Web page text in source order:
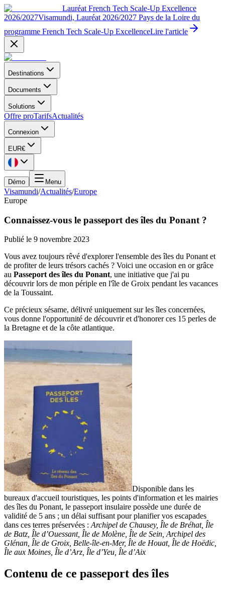
Lauréat French Tech Scale-Up Excellence
2026/2027Visamundi, Lauréat 2026/2027 Pays de la Loire du
programme French Tech Scale-Up ExcellenceLire l'article
Destinations
Documents
Solutions
Offre proTarifsActualités
Connexion
EUR€
Démo Menu
Visamundi/Actualités/Europe
Europe
Connaissez-vous le passeport des îles du Ponant ?
Publié le 9 novembre 2023
Vous avez toujours rêvé d'explorer l'ensemble des îles du Ponant et
de profiter de leurs trésors cachés ? Voici une occasion en or grâce
au Passeport des îles du Ponant, une initiative que j'ai pu
découvrir lors de mon périple en l'île de Groix pendant les vacances
de la Toussaint.
Ce précieux sésame, délivré uniquement sur les îles concernées,
vous donne l'opportunité de découvrir et d'honorer ces 15 perles de
la Bretagne et de la côte atlantique.
Disponible dans les
bureaux d'accueil touristiques, les points d'information et les mairies
des îles du Ponant, le passeport insulaire possède une durée de
validité de 5 ans ; un délai suffisant pour planifier vos escapades
dans ces terres préservées :Archipel de Chausey, Île de Bréhat, Île
de Batz, Île d’Ouessant, Île de Molène, Île de Sein, Archipel des
Glénan, Île de Groix, Belle-île-en-Mer, Île de Houat, Île de Hoëdic,
Île aux Moines, Île d’Arz, Île d’Yeu, Île d’Aix
Contenu de ce passeport des îles